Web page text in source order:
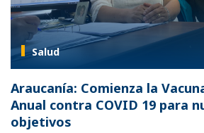
Salud
Araucanía: Comienza la
Anual contra COVID 19 para
objetivos